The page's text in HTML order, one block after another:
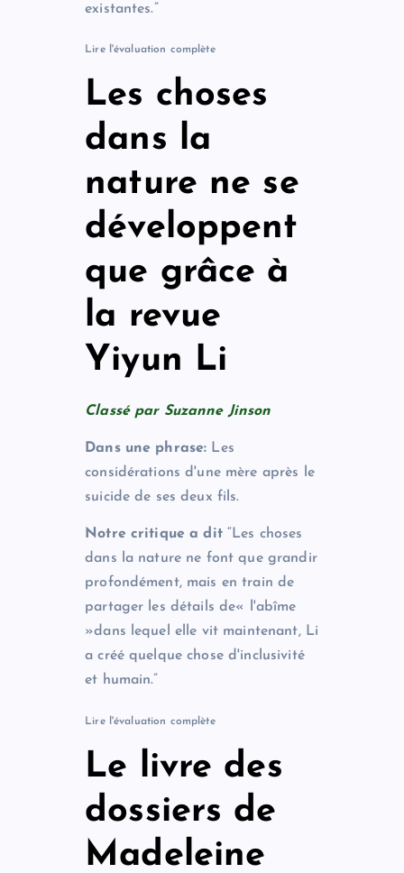
existantes.”
Lire l'évaluation complète
Les choses
dans la
nature ne se
développent
que grâce à
la revue
Yiyun Li
Classé par Suzanne Jinson
Dans une phrase: Les
considérations d'une mère après le
suicide de ses deux fils.
Notre critique a dit“Les choses
dans la nature ne font que grandir
profondément, mais en train de
partager les détails de« l'abîme
»dans lequel elle vit maintenant, Li
a créé quelque chose d'inclusivité
et humain.”
Lire l'évaluation complète
Le livre des
dossiers de
Madeleine